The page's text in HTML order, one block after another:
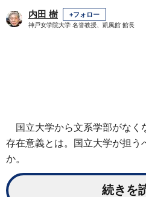
内田 樹 +フォロー
神戸女学院大学 名誉教授、凱風館 館長
国立大学から文系学部がな
存在意義とは。国立大学が担う
か。
続きを